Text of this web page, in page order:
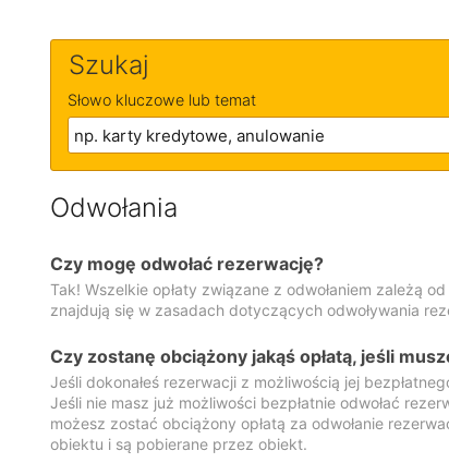
Szukaj
Słowo kluczowe lub temat
Odwołania
Czy mogę odwołać rezerwację?
Tak! Wszelkie opłaty związane z odwołaniem zależą
znajdują się w zasadach dotyczących odwoływania
Czy zostanę obciążony jakąś opłatą, jeśli
Jeśli dokonałeś rezerwacji z możliwością jej
Jeśli nie masz już możliwości bezpłatnie odwołać
możesz zostać obciążony opłatą za odwołanie
obiektu i są pobierane przez obiekt.